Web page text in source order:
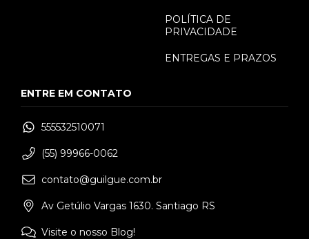
POLÍTICA DE
PRIVACIDADE
ENTREGAS E PRAZOS
ENTRE EM CONTATO
555532510071
(55) 99966-0062
contato@guilgue.com.br
Av Getúlio Vargas 1630. Santiago RS
Visite o nosso Blog!